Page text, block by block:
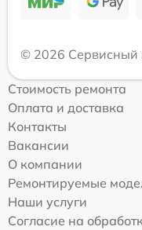
© 2026 Сервисный
Стоимость ремонта
Оплата и доставка
Контакты
Вакансии
О компании
Ремонтируемые
Наши услуги
Согласие на